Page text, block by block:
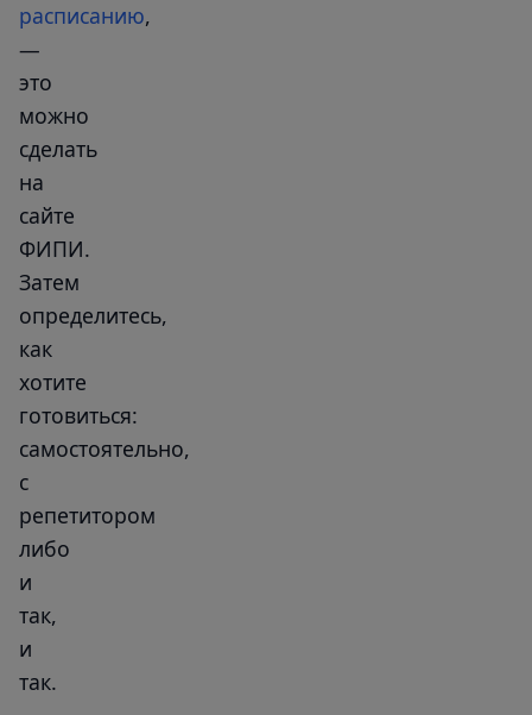
расписанию,
—
это
можно
сделать
на
сайте
ФИПИ.
Затем
определитесь,
как
хотите
готовиться:
самостоятельно,
с
репетитором
либо
и
так,
и
так.